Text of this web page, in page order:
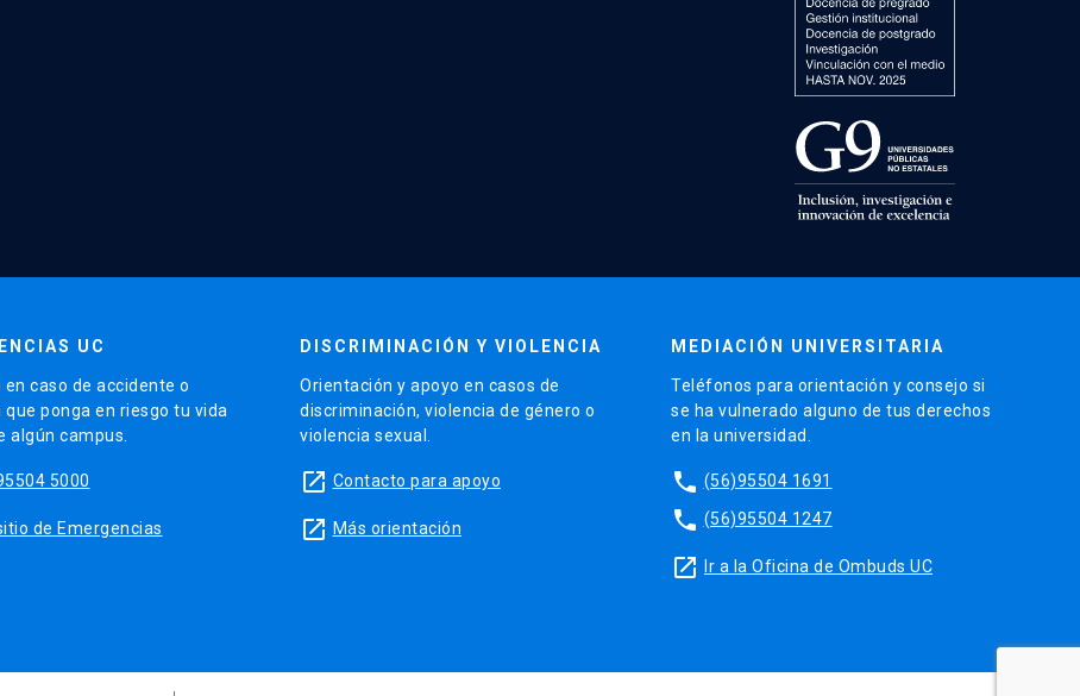
UC
caso de accidente o
ponga en riesgo tu vida
algún campus.
5000
de Emergencias
DISCRIMINACIÓN Y VIOLENCIA
Orientación y apoyo en casos de
discriminación, violencia de género o
violencia sexual.
launch Contacto para apoyo
launch Más orientación
MEDIACIÓN UNIVERSITARIA
Teléfonos para orientación y consejo si
se ha vulnerado alguno de tus derechos
en la universidad.
phone (56)95504 1691
phone (56)95504 1247
launch Ir a la Oficina de Ombuds UC